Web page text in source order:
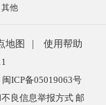
其他
地图
使用帮助
闽ICP备05019063号
良信息举报方式 邮